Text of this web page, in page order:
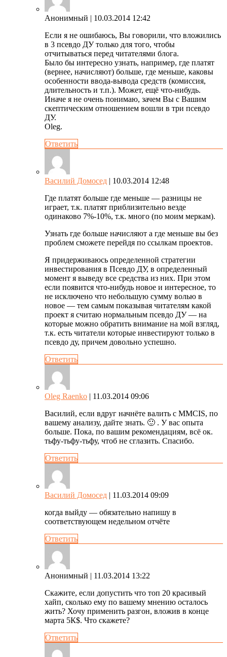
Анонимный | 10.03.2014 12:42
Если я не ошибаюсь, Вы говорили, что вложились
в 3 псевдо ДУ только для того, чтобы
отчитываться перед читателями блога.
Было бы интересно узнать, например, где платят
(вернее, начисляют) больше, где меньше, каковы
особенности ввода-вывода средств (комиссия,
длительность и т.п.). Может, ещё что-нибудь.
Иначе я не очень понимаю, зачем Вы с Вашим
скептическим отношением вошли в три псевдо
ДУ.
Oleg.
Ответить
Василий Домосед | 10.03.2014 12:48
Где платят больше где меньше — разницы не
играет, т.к. платят приблизительно везде
одинаково 7%-10%, т.к. много (по моим меркам).
Узнать где больше начисляют а где меньше вы без
проблем сможете перейдя по ссылкам проектов.
Я придерживаюсь определенной стратегии
инвестирования в Псевдо ДУ, в определенный
момент я выведу все средства из них. При этом
если появится что-нибудь новое и интересное, то
не исключено что небольшую сумму волью в
новое — тем самым показывая читателям какой
проект я считаю нормальным псевдо ДУ — на
которые можно обратить внимание на мой взгляд,
т.к. есть читатели которые инвестируют только в
псевдо ду, причем довольно успешно.
Ответить
Oleg Raenko | 11.03.2014 09:06
Василий, если вдруг начнёте валить с MMCIS, по
вашему анализу, дайте знать. 🙂 . У вас опыта
больше. Пока, по вашим рекомендациям, всё ок.
тьфу-тьфу-тьфу, чтоб не сглазить. Спасибо.
Ответить
Василий Домосед | 11.03.2014 09:09
когда выйду — обязательно напишу в
соответствующем недельном отчёте
Ответить
Анонимный | 11.03.2014 13:22
Скажите, если допустить что топ 20 красивый
хайп, сколько ему по вашему мнению осталось
жить? Хочу применить разгон, вложив в конце
марта 5К$. Что скажете?
Ответить